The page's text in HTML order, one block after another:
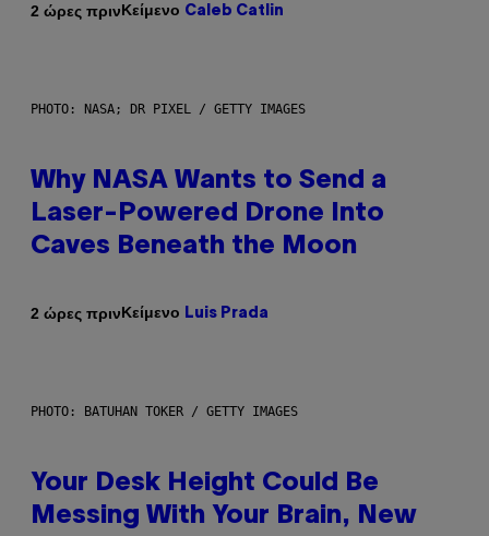
2 ώρες πρινΚείμενο Caleb Catlin
PHOTO: NASA; DR PIXEL / GETTY IMAGES
Why NASA Wants to Send a
Laser-Powered Drone Into
Caves Beneath the Moon
2 ώρες πρινΚείμενο Luis Prada
PHOTO: BATUHAN TOKER / GETTY IMAGES
Your Desk Height Could Be
Messing With Your Brain, New